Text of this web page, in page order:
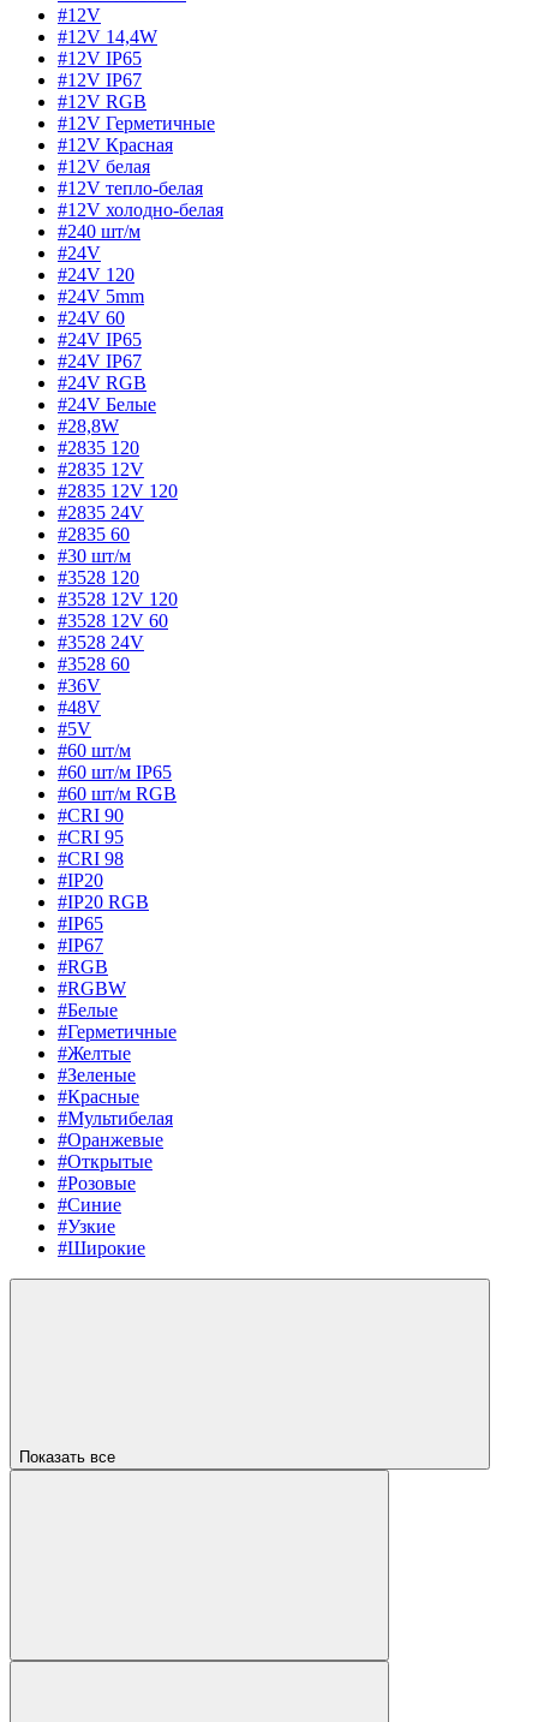
#12V
#12V 14,4W
#12V IP65
#12V IP67
#12V RGB
#12V Герметичные
#12V Красная
#12V белая
#12V тепло-белая
#12V холодно-белая
#240 шт/м
#24V
#24V 120
#24V 5mm
#24V 60
#24V IP65
#24V IP67
#24V RGB
#24V Белые
#28,8W
#2835 120
#2835 12V
#2835 12V 120
#2835 24V
#2835 60
#30 шт/м
#3528 120
#3528 12V 120
#3528 12V 60
#3528 24V
#3528 60
#36V
#48V
#5V
#60 шт/м
#60 шт/м IP65
#60 шт/м RGB
#CRI 90
#CRI 95
#CRI 98
#IP20
#IP20 RGB
#IP65
#IP67
#RGB
#RGBW
#Белые
#Герметичные
#Желтые
#Зеленые
#Красные
#Мультибелая
#Оранжевые
#Открытые
#Розовые
#Синие
#Узкие
#Широкие
Показать все